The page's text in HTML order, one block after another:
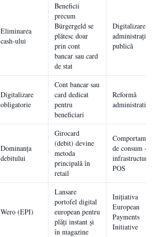
Eliminarea
cash-ului
Beneficii
precum
Bürgergeld se
plătesc doar
prin cont
bancar sau card
de stat
Digitalizare
administrație
publică
Digitalizare
obligatorie
Cont bancar sau
card dedicat
pentru
beneficiari
Reformă
administrativă
Dominanța
debitului
Girocard
(debit) devine
metoda
principală în
retail
Comportament
de consum +
infrastructură
POS
Wero (EPI)
Lansare
portofel digital
european pentru
plăți instant și
în magazine
Inițiativa
European
Payments
Initiative